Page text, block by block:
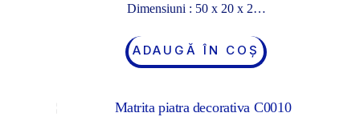
Dimensiuni : 50 x 20 x 2…
ADAUGĂ ÎN COȘ